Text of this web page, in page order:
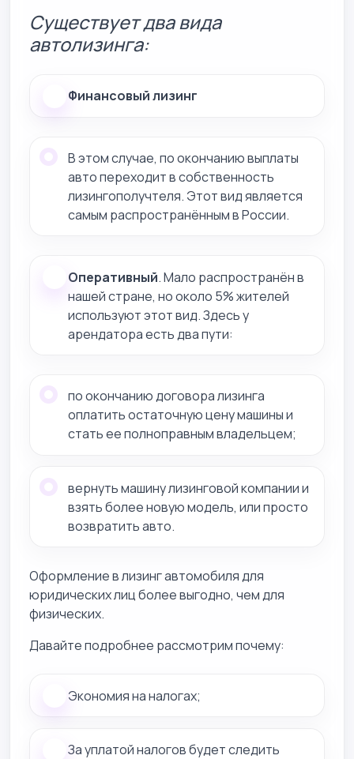
Существует два вида
автолизинга:
Финансовый лизинг
В этом случае, по окончанию выплаты
авто переходит в собственность
лизингополучтеля. Этот вид является
самым распространённым в России.
Оперативный. Мало распространён в
нашей стране, но около 5% жителей
используют этот вид. Здесь у
арендатора есть два пути:
по окончанию договора лизинга
оплатить остаточную цену машины и
стать ее полноправным владельцем;
вернуть машину лизинговой компании и
взять более новую модель, или просто
возвратить авто.
Оформление в лизинг автомобиля для
юридических лиц более выгодно, чем для
физических.
Давайте подробнее рассмотрим почему:
Экономия на налогах;
За уплатой налогов будет следить